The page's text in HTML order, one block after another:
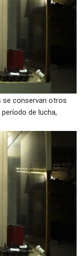
se conservan otros
de lucha,